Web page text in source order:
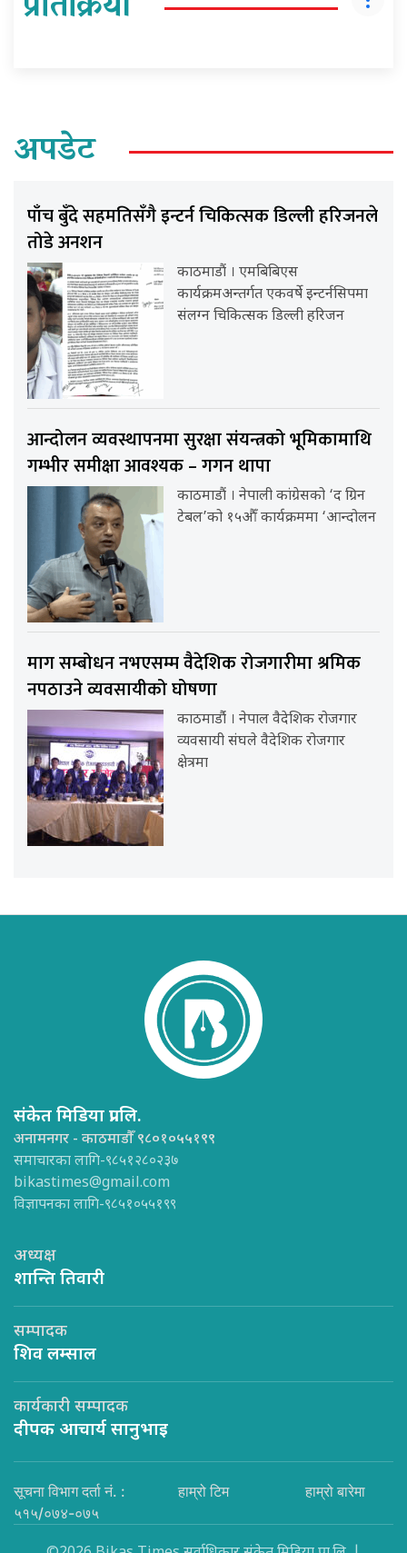
अपडेट
पाँच बुँदे सहमतिसँगै इन्टर्न चिकित्सक डिल्ली हरिजनले
तोडे अनशन
काठमाडौं । एमबिबिएस
कार्यक्रमअन्तर्गत एकवर्षे इन्टर्नसिपमा
संलग्न चिकित्सक डिल्ली हरिजन
आन्दोलन व्यवस्थापनमा सुरक्षा संयन्त्रको भूमिकामाथि
गम्भीर समीक्षा आवश्यक – गगन थापा
काठमाडौं । नेपाली कांग्रेसको ‘द ग्रिन
टेबल’को १५औँ कार्यक्रममा ‘आन्दोलन
माग सम्बोधन नभएसम्म वैदेशिक रोजगारीमा श्रमिक
नपठाउने व्यवसायीको घोषणा
काठमाडौंं । नेपाल वैदेशिक रोजगार
व्यवसायी संघले वैदेशिक रोजगार
क्षेत्रमा
संकेत मिडिया प्रा.लि.
अनामनगर - काठमाडौँ ९८०१०५५१९९
समाचारका लागि-९८५१२८०२३७
bikastimes@gmail.com
विज्ञापनका लागि-९८५१०५५१९९
अध्यक्ष
शान्ति तिवारी
सम्पादक
शिव लम्साल
कार्यकारी सम्पादक
दीपक आचार्य सानुभाइ
सूचना विभाग दर्ता नं. :
५१५/०७४-०७५
हाम्रो टिम हाम्रो बारेमा